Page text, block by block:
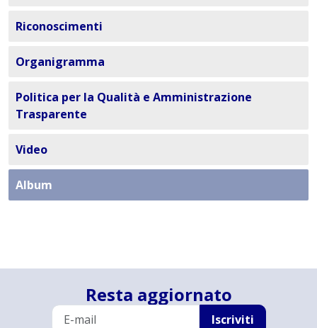
Riconoscimenti
Organigramma
Politica per la Qualità e Amministrazione
Trasparente
Video
Album
Resta aggiornato
Iscriviti